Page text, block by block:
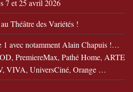
7 et 25 avril 2026
Théâtre des Variétés !
1 avec notamment Alain Chapuis !…
PremiereMax, Pathé Home, ARTE
VIVA, UniversCiné, Orange …